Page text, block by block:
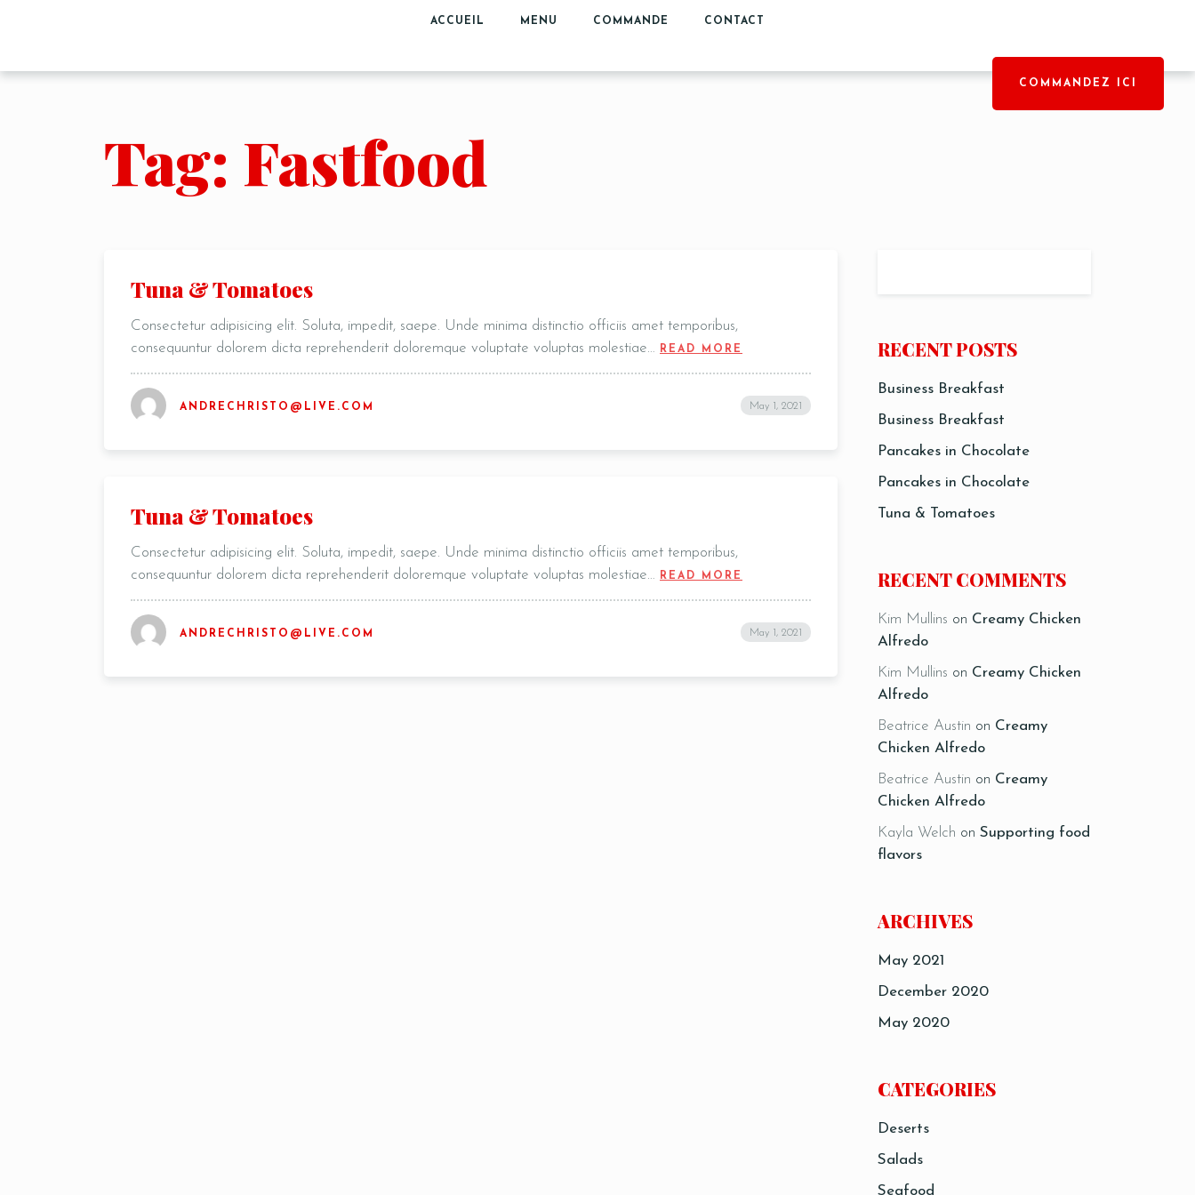
ACCUEIL MENU COMMANDE CONTACT
COMMANDEZ ICI
Tag: Fastfood
Tuna & Tomatoes
Consectetur adipisicing elit. Soluta, impedit, saepe. Unde minima distinctio officiis amet temporibus,
consequuntur dolorem dicta reprehenderit doloremque voluptate voluptas molestiae…
READ MORE READ MORETUNA & TOMATOES
ANDRECHRISTO@LIVE.COM May 1, 2021
Tuna & Tomatoes
Consectetur adipisicing elit. Soluta, impedit, saepe. Unde minima distinctio officiis amet temporibus,
consequuntur dolorem dicta reprehenderit doloremque voluptate voluptas molestiae…
READ MORE READ MORETUNA & TOMATOES
ANDRECHRISTO@LIVE.COM May 1, 2021
RECENT POSTS
Business Breakfast
Business Breakfast
Pancakes in Chocolate
Pancakes in Chocolate
Tuna & Tomatoes
RECENT COMMENTS
Kim Mullins on Creamy Chicken
Alfredo
Kim Mullins on Creamy Chicken
Alfredo
Beatrice Austin on Creamy
Chicken Alfredo
Beatrice Austin on Creamy
Chicken Alfredo
Kayla Welch on Supporting food
flavors
ARCHIVES
May 2021
December 2020
May 2020
CATEGORIES
Deserts
Salads
Seafood